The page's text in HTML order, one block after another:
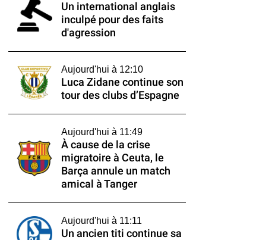
Un international anglais
inculpé pour des faits
d'agression
Aujourd'hui à 12:10
Luca Zidane continue son
tour des clubs d’Espagne
Aujourd'hui à 11:49
À cause de la crise
migratoire à Ceuta, le
Barça annule un match
amical à Tanger
Aujourd'hui à 11:11
Un ancien titi continue sa